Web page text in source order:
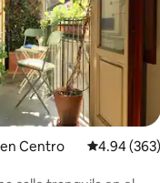
Centro
4.94 (363)